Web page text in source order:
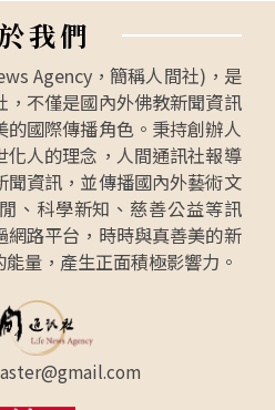
我們
Agency，簡稱人間社)，是
不僅是國內外佛教新聞資訊
國際傳播角色。秉持創辦人
人的理念，人間通訊社報導
資訊，並傳播國內外藝術文
、科學新知、慈善公益等訊
路平台，時時與真善美的新
量，產生正面積極影響力。